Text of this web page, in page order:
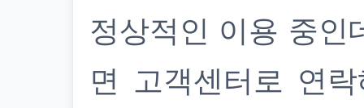
정상적인 이용 중인
면 고객센터로 연